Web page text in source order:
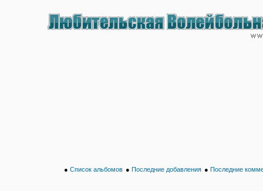
● Список альбомов ● Последние добавления ● Последние